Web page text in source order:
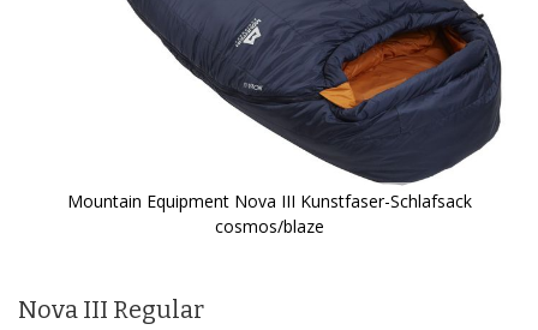
Mountain Equipment Nova III Kunstfaser-Schlafsack
cosmos/blaze
der
Nova III Regular